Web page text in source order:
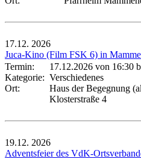
17.12. 2026
Juca-Kino (Film FSK 6) in
Termin:
17.12.2026 von 16:30
Kategorie: Verschiedenes
Ort:
Haus der Begegnung
Klosterstraße 4
19.12. 2026
Adventsfeier des VdK-